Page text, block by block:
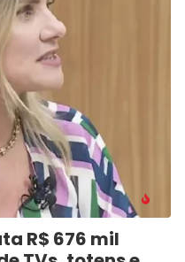
R$ 676 mil